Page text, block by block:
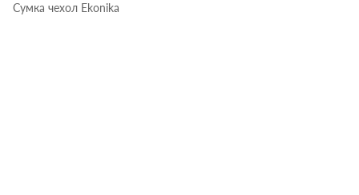
Сумка чехол Ekonika